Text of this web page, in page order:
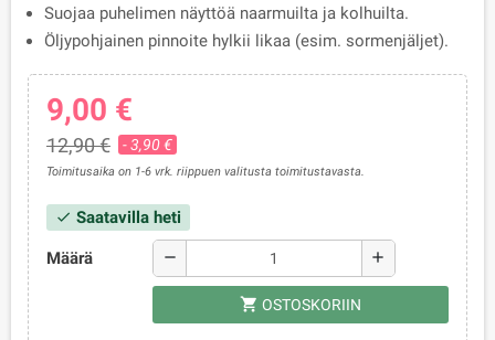
Suojaa puhelimen näyttöä naarmuilta ja kolhuilta.
Öljypohjainen pinnoite hylkii likaa (esim. sormenjäljet).
9,00 €
12,90 € - 3,90 €
Toimitusaika on 1-6 vrk. riippuen valitusta toimitustavasta.
check Saatavilla heti
Määrä remove add
shopping_cart OSTOSKORIIN